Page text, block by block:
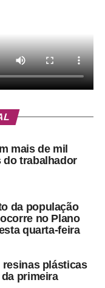
mais de mil
do trabalhador
da população
no Plano
quarta-feira
plásticas
primeira